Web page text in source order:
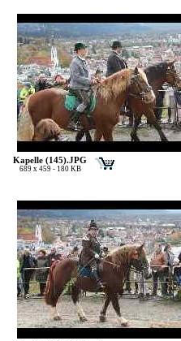
Kapelle (145).JPG
689 x 459 - 180 KB